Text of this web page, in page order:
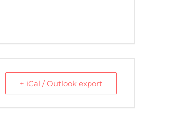
+ iCal / Outlook export